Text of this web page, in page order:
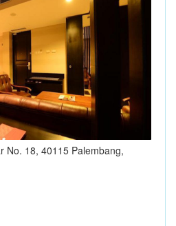
No. 18, 40115 Palembang,